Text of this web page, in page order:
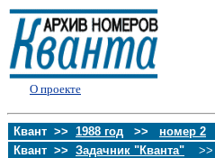
О проекте
Квант >> 1988 год >> номер 2
Квант >> Задачник "Кванта" >>